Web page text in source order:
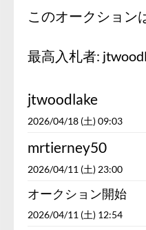
このオークション
最高入札者:
jtwoodlake
2026/04/18 (土) 09:03
mrtierney50
2026/04/11 (土) 23:00
オークション開始
2026/04/11 (土) 12:54